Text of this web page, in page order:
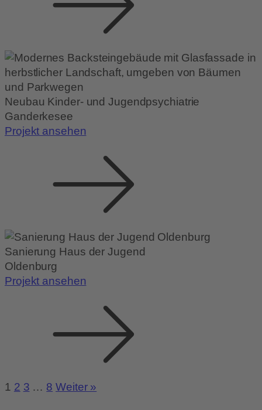
Neubau Kinder- und Jugendpsychiatrie
Ganderkesee
Projekt ansehen
Sanierung Haus der Jugend
Oldenburg
Projekt ansehen
1 2 3 … 8 Weiter »